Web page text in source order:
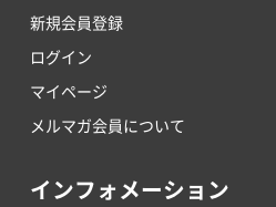
新規会員登録
ログイン
マイページ
メルマガ会員について
インフォメーション